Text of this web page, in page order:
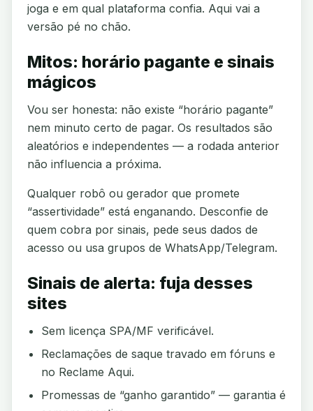
joga e em qual plataforma confia. Aqui vai a
versão pé no chão.
Mitos: horário pagante e sinais
mágicos
Vou ser honesta: não existe “horário pagante”
nem minuto certo de pagar. Os resultados são
aleatórios e independentes — a rodada anterior
não influencia a próxima.
Qualquer robô ou gerador que promete
“assertividade” está enganando. Desconfie de
quem cobra por sinais, pede seus dados de
acesso ou usa grupos de WhatsApp/Telegram.
Sinais de alerta: fuja desses
sites
Sem licença SPA/MF verificável.
Reclamações de saque travado em fóruns e
no Reclame Aqui.
Promessas de “ganho garantido” — garantia é